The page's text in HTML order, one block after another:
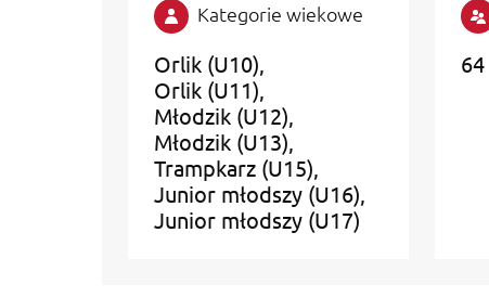
Kategorie wiekowe
Orlik (U10)
Orlik (U11)
Młodzik (U12)
Młodzik (U13)
Trampkarz (U15)
Junior młodszy (U16)
Junior młodszy (U17)
64